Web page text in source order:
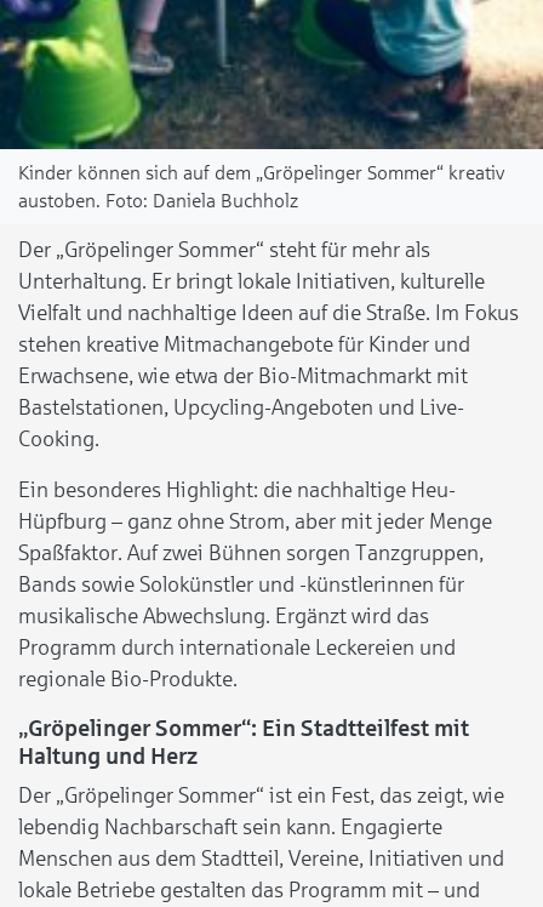
Kinder können sich auf dem „Gröpelinger Sommer“ kreativ
austoben.
Daniela Buchholz
Der „Gröpelinger Sommer“ steht für mehr als
Unterhaltung. Er bringt lokale Initiativen, kulturelle
Vielfalt und nachhaltige Ideen auf die Straße. Im Fokus
stehen kreative Mitmachangebote für Kinder und
Erwachsene, wie etwa der Bio-Mitmachmarkt mit
Bastelstationen, Upcycling-Angeboten und Live-
Cooking.
Ein besonderes Highlight: die nachhaltige Heu-
Hüpfburg – ganz ohne Strom, aber mit jeder Menge
Spaßfaktor. Auf zwei Bühnen sorgen Tanzgruppen,
Bands sowie Solokünstler und -künstlerinnen für
musikalische Abwechslung. Ergänzt wird das
Programm durch internationale Leckereien und
regionale Bio-Produkte.
„Gröpelinger Sommer“: Ein Stadtteilfest mit
Haltung und Herz
Der „Gröpelinger Sommer“ ist ein Fest, das zeigt, wie
lebendig Nachbarschaft sein kann. Engagierte
Menschen aus dem Stadtteil, Vereine, Initiativen und
lokale Betriebe gestalten das Programm mit – und